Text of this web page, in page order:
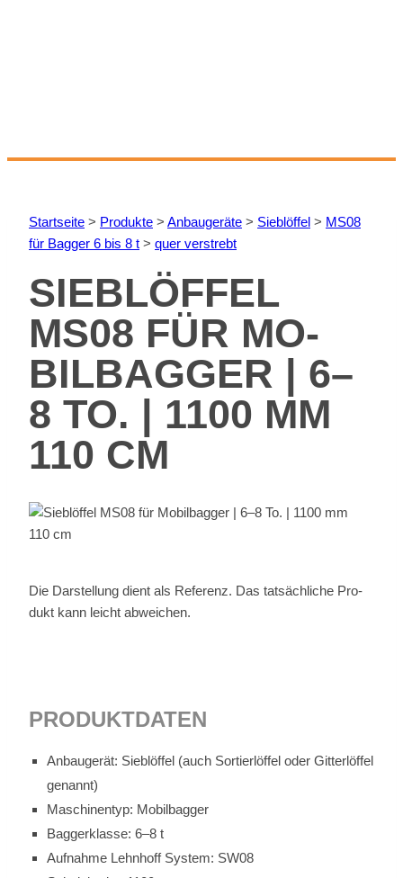
Start­sei­te > Pro­duk­te > An­bau­ge­rä­te > Sieb­löf­fel > MS08
für Bag­ger 6 bis 8 t > quer ver­strebt
SIEB­LÖF­FEL
MS08 FÜR MO­
BIL­BAG­GER | 6–
8 TO. | 1100 MM
110 CM
Die Dar­stel­lung dient als Re­fe­renz. Das tat­säch­li­che Pro­
dukt kann leicht ab­wei­chen.
PRO­DUKT­DA­TEN
An­bau­ge­rät: Sieb­löf­fel (auch Sor­tier­löf­fel oder Git­ter­löf­fel
ge­nannt)
Ma­schi­nen­typ: Mo­bil­bag­ger
Bag­ger­klas­se: 6–8 t
Auf­nah­me Lehn­hoff Sys­tem: SW08